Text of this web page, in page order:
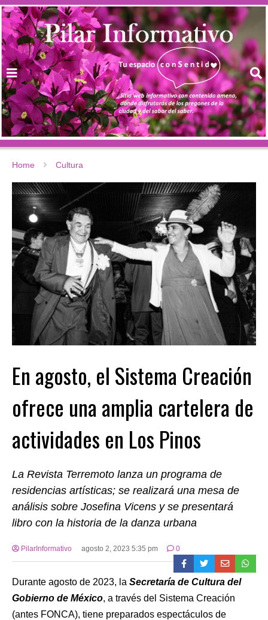
Home Cultura
En agosto, el Sistema Creación
ofrece una amplia cartelera de
actividades en Los Pinos
La Revista Terremoto lanza un programa de
residencias artísticas; se realizará una mesa de
análisis sobre Josefina Vicens y se presentará
libro con la historia de la danza urbana
PilarInformativo agosto 2, 2023 5:35 pm 0
Durante agosto de 2023, la Secretaría de Cultura del
Gobierno de México, a través del Sistema Creación
(antes FONCA), tiene preparados espectáculos de